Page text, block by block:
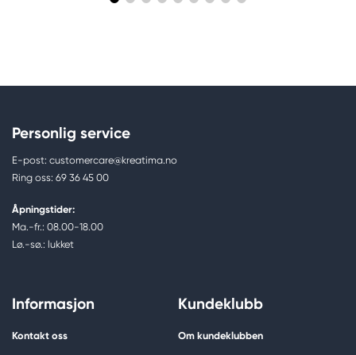
Personlig service
E-post: customercare@kreatima.no
Ring oss: 69 36 45 00
Åpningstider:
Ma.-fr.: 08.00-18.00
Lø.-sø.: lukket
Informasjon
Kontakt oss
Kundeklubb
Om kundeklubben